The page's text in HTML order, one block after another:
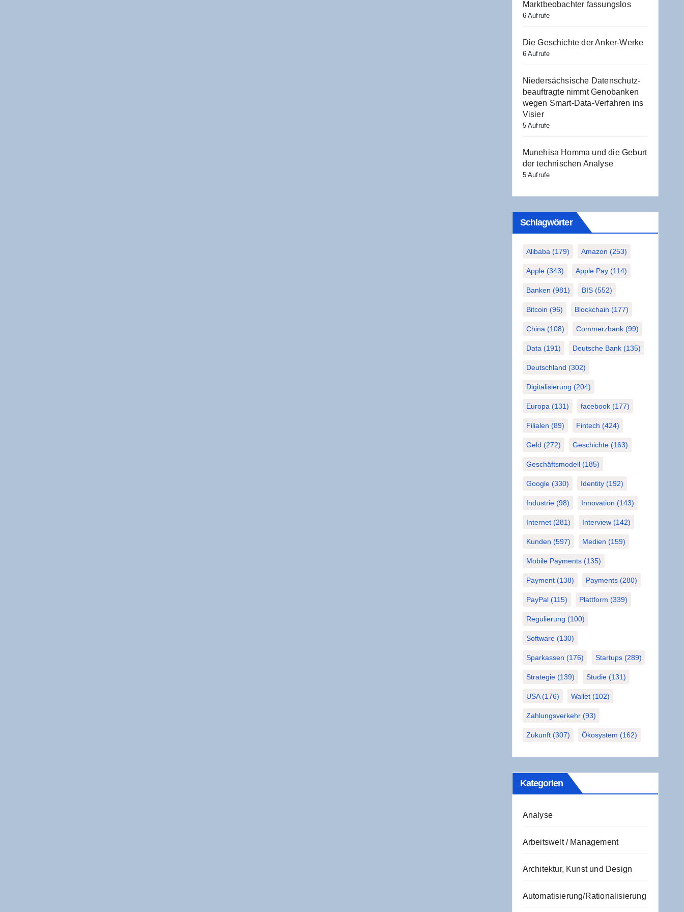
Markt­be­ob­ach­ter fassungslos
6 Aufrufe
Die Geschich­te der Anker-Werke
6 Aufrufe
Nie­der­säch­si­sche Daten­schutz­
be­auf­trag­te nimmt Geno­ban­ken
wegen Smart-Data-Ver­fah­ren ins
Visier
5 Aufrufe
Mun­ehi­sa Hom­ma und die Geburt
der tech­ni­schen Analyse
5 Aufrufe
Schlag­wör­ter
Alibaba (179) Amazon (253)
Apple(343) Apple Pay(114)
Banken (981) BIS(552)
Bitcoin (96) Blockchain (177)
China (108) Commerzbank(99)
Data (191) Deutsche Bank(135)
Deutschland (302)
Digitalisierung (204)
Europa (131) facebook(177)
Filialen (89) Fintech (424)
Geld (272) Geschichte(163)
Geschäftsmodell(185)
Google(330) Identity(192)
Industrie(98) Innovation (143)
Internet(281) Interview(142)
Kunden (597) Medien (159)
Mobile Payments(135)
Payment(138) Payments(280)
PayPal(115) Plattform (339)
Regulierung (100)
Software(130)
Sparkassen (176) Startups(289)
Strategie(139) Studie(131)
USA(176) Wallet(102)
Zahlungsverkehr(93)
Zukunft(307) Ökosystem (162)
Kate­go­rien
Analyse
Arbeitswelt / Management
Architektur, Kunst und Design
Automatisierung/Rationalisierung